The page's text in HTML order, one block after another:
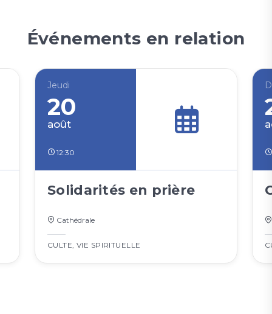
Événements en relation
Jeudi
20
août
12:30
Solidarités en prière
Cathédrale
CULTE,VIE SPIRITUELLE